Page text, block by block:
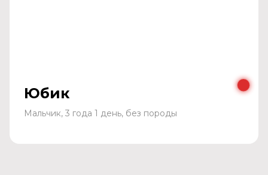
Юбик
Мальчик, 3 года 1 день, без породы